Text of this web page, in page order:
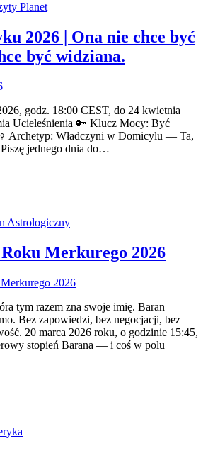
Planet
2026 | Ona nie chce być
być widziana.
godz. 18:00 CEST, do 24 kwietnia
Ucieleśnienia 🔑 Klucz Mocy: Być
Archetyp: Władczyni w Domicylu — Ta,
jednego dnia do…
Astrologiczny
Merkurego 2026
tym razem zna swoje imię. Baran
Bez zapowiedzi, bez negocjacji, bez
20 marca 2026 roku, o godzinie 15:45,
stopień Barana — i coś w polu